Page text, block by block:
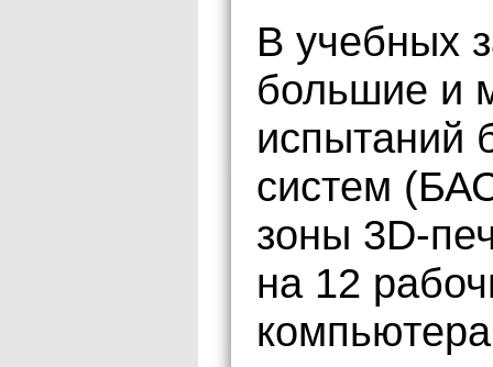
В учебных
большие и
испытаний
систем
зоны 3D-
на 12